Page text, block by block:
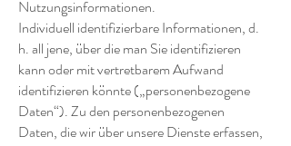
Nutzungsinformationen.
Individuell identifizierbare Informationen, d.
h. all jene, über die man Sie identifizieren
kann oder mit vertretbarem Aufwand
identifizieren könnte („personenbezogene
Daten“). Zu den personenbezogenen
Daten, die wir über unsere Dienste erfassen,